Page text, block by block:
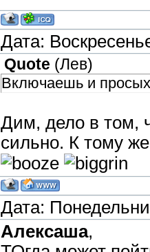
Дата:
Quote (Лев)
Включаешь и
Дим, дело в том,
сильно. К тому
Дата:
Алексаша,